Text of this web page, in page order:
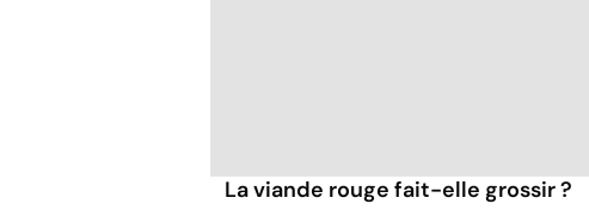
La viande rouge fait-elle grossir ?